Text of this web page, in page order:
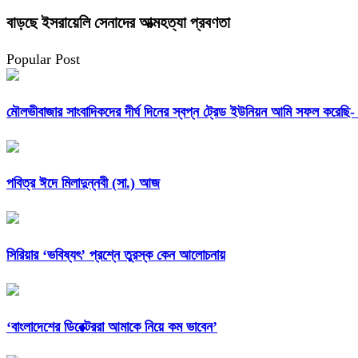
বাড়ছে ইসরায়েলি সেনাদের আত্মহত্যা প্রবণতা
Popular Post
মৌলভীবাজার সাংবাদিকদের দীর্ঘ দিনের স্বপ্ন ট্রেড ইউনিয়ন আমি সফল
পবিত্র ঈদে মিলাদুন্নবী (সা.) আজ
সিরিয়ার ‘ভবিষ্যৎ’ প্রশ্নে তুরস্ক কেন আলোচনায়
‘বাংলাদেশের ডিরেক্টররা আমাকে নিয়ে কম ভাবেন’